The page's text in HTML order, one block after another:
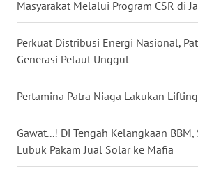
Masyarakat Melalui Program CSR di
Perkuat Distribusi Energi Nasional,
Generasi Pelaut Unggul
Pertamina Patra Niaga Lakukan
Gawat...! Di Tengah Kelangkaan
Lubuk Pakam Jual Solar ke Mafia
WN
SELATAN
WN
TANJUNG
LESUNG